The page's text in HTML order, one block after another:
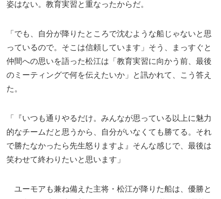
姿はない。教育実習と重なったからだ。
「でも、自分が降りたところで沈むような船じゃないと思
っているので。そこは信頼しています」そう、まっすぐと
仲間への思いを語った松江は「教育実習に向かう前、最後
のミーティングで何を伝えたいか」と訊かれて、こう答え
た。
「『いつも通りやるだけ。みんなが思っている以上に魅力
的なチームだと思うから、自分がいなくても勝てる。それ
で勝たなかったら先生怒りますよ』そんな感じで、最後は
笑わせて終わりたいと思います」
ユーモアも兼ね備えた主将・松江が降りた船は、優勝と